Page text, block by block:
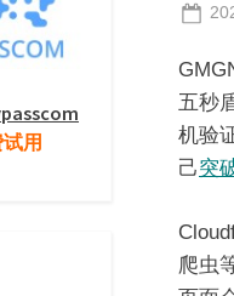
五秒
机验
己突
爬虫
用